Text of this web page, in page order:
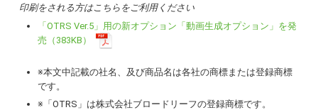
印刷をされる方はこちらをご利用ください
「OTRS Ver.5」用の新オプション「動画生成オプション」を発
売（383KB）
※本文中記載の社名、及び商品名は各社の商標または登録商標
です。
※ 「OTRS」は株式会社ブロードリーフの登録商標です。